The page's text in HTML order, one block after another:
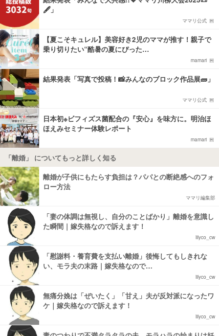
🖋️」
ママリ公式
【夏こそキュレル】美容好き2児のママが推す！親子で
乗り切りたい“酷暑の夏にぴった…
mamari
結果発表「写真で投稿！📸みんなのブロック作品展🧱」
ママリ公式
日本初※ビフィズス菌配合の『安心』を味方に。明治ほ
ほえみセミナー体験レポート
mamari
「離婚」 についてもっと詳しく知る
離婚が子供にもたらす負担は？パパとの断絶感へのフォ
ロー方法
ママリ編集部
「妻の体調は無視し、自分のことばかり」離婚を意識し
た瞬間｜嫁失格なので訴えます！
lilyco_cw
「慰謝料・養育費を支払い離婚」後悔してもしきれな
い、モラ夫の末路｜嫁失格なので…
lilyco_cw
無痛分娩は「ぜいたく」「甘え」夫が反対派になったワ
ケ｜嫁失格なので訴えます！
lilyco_cw